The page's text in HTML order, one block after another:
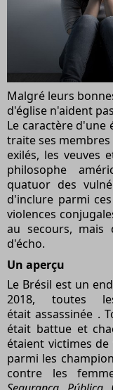
Malgré leurs
d'église n'aident
Le caractère d'une
traite ses membres
exilés, les veuves
philosophe
quatuor des
d'inclure parmi
violences
au secours,
d'écho.
Un aperçu
Le Brésil est un
2018, toutes
était assassinée .
était battue et
étaient victimes
parmi les
contre les